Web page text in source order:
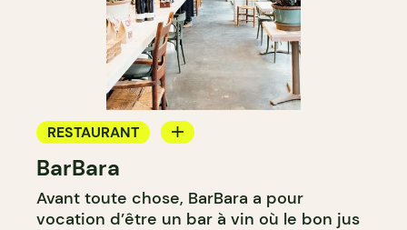
RESTAURANT
CAFÉ
BAR À VIN
BarBara
Avant toute chose, BarBara a pour
vocation d’être un bar à vin où le bon jus